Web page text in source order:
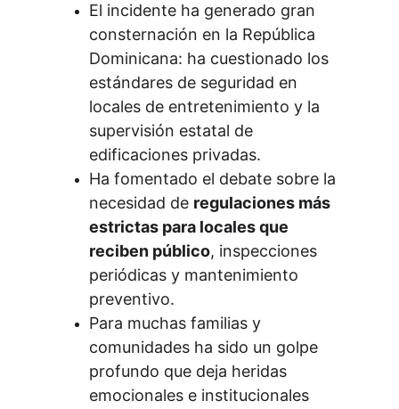
El incidente ha generado gran
consternación en la República
Dominicana: ha cuestionado los
estándares de seguridad en
locales de entretenimiento y la
supervisión estatal de
edificaciones privadas.
Ha fomentado el debate sobre la
necesidad de regulaciones más
estrictas para locales que
reciben público, inspecciones
periódicas y mantenimiento
preventivo.
Para muchas familias y
comunidades ha sido un golpe
profundo que deja heridas
emocionales e institucionales